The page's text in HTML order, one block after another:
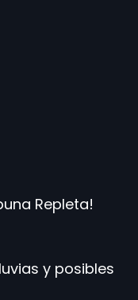
Repleta!
y posibles